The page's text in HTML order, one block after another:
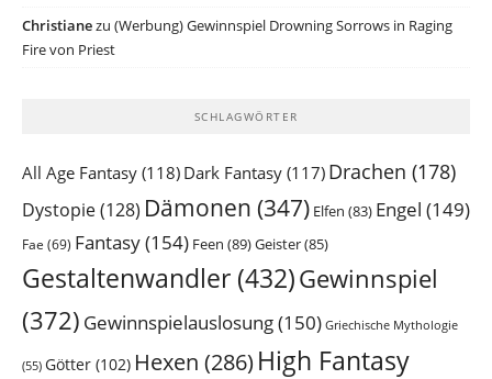
Christianezu (Werbung) Gewinnspiel Drowning Sorrows in Raging
Fire von Priest
SCHLAGWÖRTER
All Age Fantasy (118) Dark Fantasy (117) Drachen (178)
Dystopie(128) Dämonen (347) Elfen (83) Engel (149)
Fae (69) Fantasy(154) Feen (89)Geister(85)
Gestaltenwandler (432)Gewinnspiel
(372) Gewinnspielauslosung(150) Griechische Mythologie
(55) Götter (102) Hexen (286) High Fantasy